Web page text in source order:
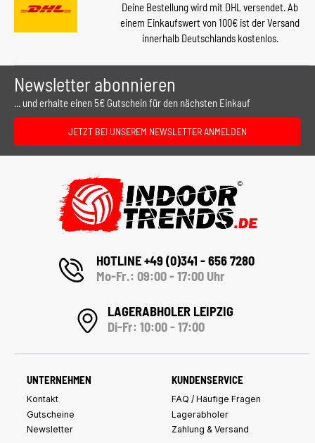
Deine Bestellung wird mit DHL versendet. Ab
einem Einkaufswert von 100€ ist der Versand
innerhalb Deutschlands kostenlos.
Newsletter abonnieren
... und erhalte einen 5€ Gutschein für den nächsten Einkauf
JETZT BEI UNSEREM NEWSLETTER ANMELDEN
HOTLINE +49 (0)341 - 656 7280
Mo-Fr.: 09:00 - 17:00 Uhr
LAGERABHOLER LEIPZIG
Di-Fr: 10:00 - 17:00
UNTERNEHMEN
Kontakt
Gutscheine
Newsletter
KUNDENSERVICE
FAQ / Häufige Fragen
Lagerabholer
Zahlung & Versand